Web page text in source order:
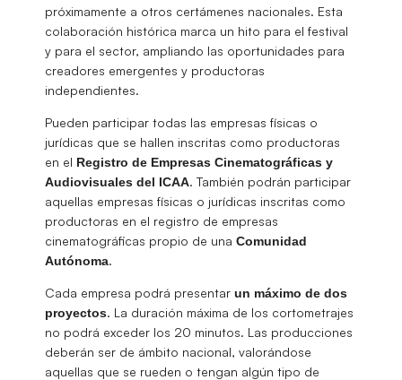
próximamente a otros certámenes nacionales. Esta
colaboración histórica marca un hito para el festival
y para el sector, ampliando las oportunidades para
creadores emergentes y productoras
independientes.
Pueden participar todas las empresas físicas o
jurídicas que se hallen inscritas como productoras
en el Registro de Empresas Cinematográficas y
Audiovisuales del ICAA. También podrán participar
aquellas empresas físicas o jurídicas inscritas como
productoras en el registro de empresas
cinematográficas propio de una Comunidad
Autónoma.
Cada empresa podrá presentar un máximo de dos
proyectos. La duración máxima de los cortometrajes
no podrá exceder los 20 minutos. Las producciones
deberán ser de ámbito nacional, valorándose
aquellas que se rueden o tengan algún tipo de